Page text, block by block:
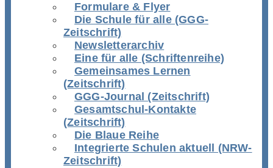
Formulare & Flyer
Die Schule für alle (GGG-
Zeitschrift)
Newsletterarchiv
Eine für alle (Schriftenreihe)
Gemeinsames Lernen
(Zeitschrift)
GGG-Journal (Zeitschrift)
Gesamtschul-Kontakte
(Zeitschrift)
Die Blaue Reihe
Integrierte Schulen aktuell (NRW-
Zeitschrift)